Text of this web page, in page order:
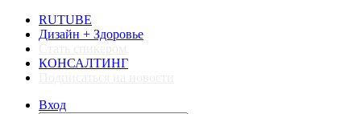
RUTUBE
Дизайн + Здоровье
КОНСАЛТИНГ
Вход